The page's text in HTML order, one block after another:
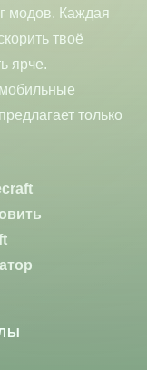
модов. Каждая
твоё
ярче.
только